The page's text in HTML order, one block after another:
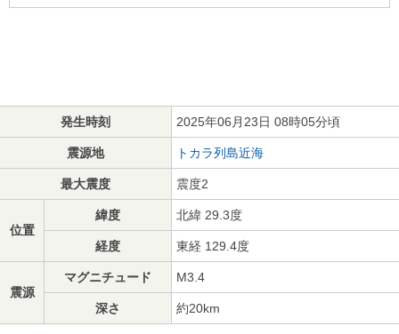
発生時刻 2025年06月23日 08時05分頃
震源地 トカラ列島近海
最大震度 震度2
位置
緯度 北緯 29.3度
経度 東経 129.4度
震源
マグニチュード M3.4
深さ 約20km